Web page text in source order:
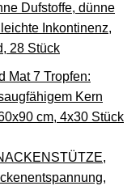
Dufstoffe, dünne
Inkontinenz,
28 Stück
Mat 7 Tropfen:
Kern
cm, 4x30 Stück